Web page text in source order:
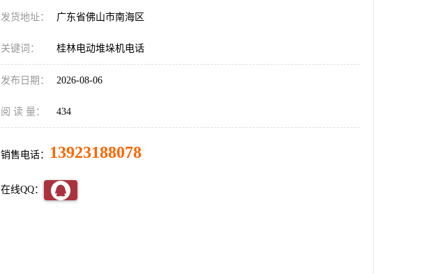
发货地址： 广东省佛山市南海区
关键词： 桂林电动堆垛机电话
发布日期： 2026-08-06
阅 读 量： 434
销售电话： 13923188078
在线QQ：